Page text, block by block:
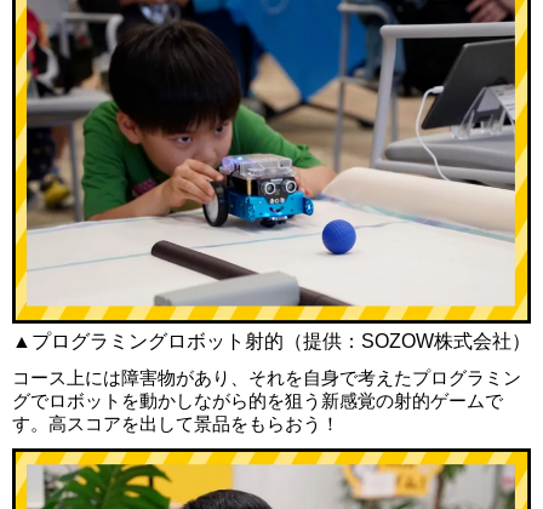
▲プログラミングロボット射的（提供：SOZOW株式会社）
コース上には障害物があり、それを自身で考えたプログラミン
グでロボットを動かしながら的を狙う新感覚の射的ゲームで
す。高スコアを出して景品をもらおう！